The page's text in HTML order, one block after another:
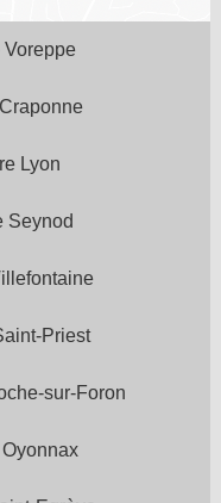
Voreppe
Lyon
Seynod
Priest
sur-Foron